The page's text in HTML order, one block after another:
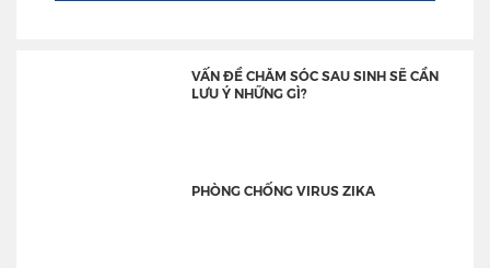
VẤN ĐỀ CHĂM SÓC SAU SINH SẼ CẦN
LƯU Ý NHỮNG GÌ?
PHÒNG CHỐNG VIRUS ZIKA